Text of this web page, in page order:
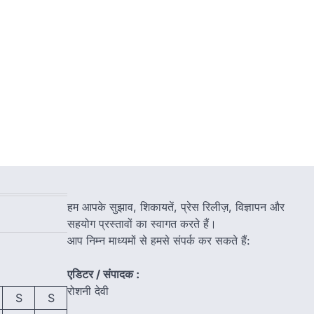
S S
हम आपके सुझाव, शिकायतें, प्रेस रिलीज़, विज्ञापन और
सहयोग प्रस्तावों का स्वागत करते हैं।
आप निम्न माध्यमों से हमसे संपर्क कर सकते हैं:
एडिटर / संपादक :
रोशनी देवी